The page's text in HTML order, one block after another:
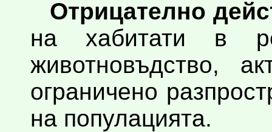
Отрицателно
на хабитати в
животновъдство,
ограничено
на популацията.